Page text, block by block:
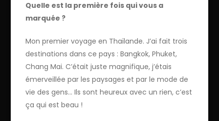
Quelle est la première fois qui vous a
marquée ?
Mon premier voyage en Thaïlande. J’ai fait trois
destinations dans ce pays : Bangkok, Phuket,
Chang Mai. C’était juste magnifique, j’étais
émerveillée par les paysages et par le mode de
vie des gens… Ils sont heureux avec un rien, c’est
ça qui est beau !